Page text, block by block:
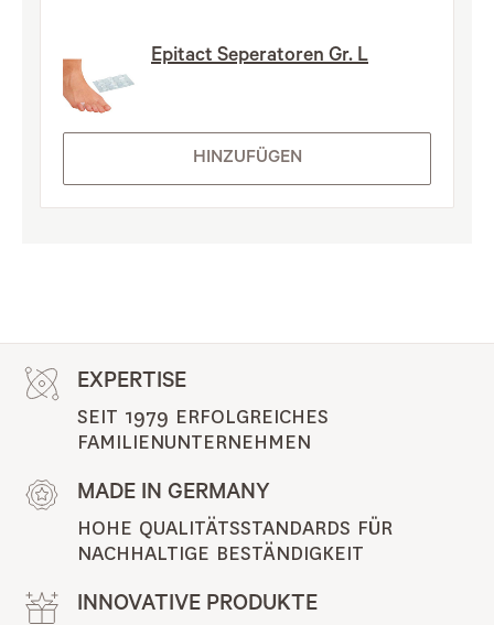
Epitact Seperatoren Gr. L
HINZUFÜGEN
EXPERTISE
SEIT 1979 ERFOLGREICHES
FAMILIENUNTERNEHMEN
MADE IN GERMANY
HOHE QUALITÄTSSTANDARDS FÜR
NACHHALTIGE BESTÄNDIGKEIT
INNOVATIVE PRODUKTE